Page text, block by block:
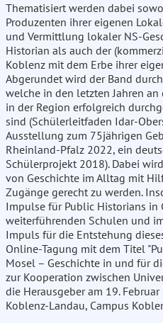
Thematisiert werden dabei
Produzenten ihrer eigenen
und Vermittlung lokaler NS-
Historian als auch der
Koblenz mit dem Erbe ihrer
Abgerundet wird der Band
welche in den letzten Jahren
in der Region erfolgreich
sind (Schülerleitfaden Idar-
Ausstellung zum 75jährigen
Rheinland-Pfalz 2022, ein
Schülerprojekt 2018). Dabei
von Geschichte im Alltag mit
Zugänge gerecht zu werden.
Impulse für Public Historians in
weiterführenden Schulen und
Impuls für die Entstehung
Online-Tagung mit dem Titel
Mosel – Geschichte in und für
zur Kooperation zwischen
die Herausgeber am 19.
Koblenz-Landau, Campus